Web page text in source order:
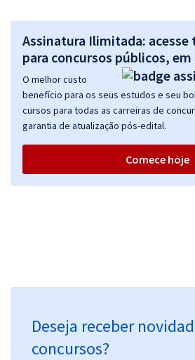
Assinatura Ilimitada: acesse
para concursos públicos,
O melhor custo
benefício para os seus estudos e seu
cursos para todas as carreiras de
garantia de atualização pós-edital.
Comece hoje
Deseja receber
concursos?